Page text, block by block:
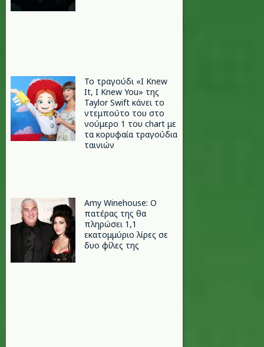
Το τραγούδι «I Knew
It, I Knew You» της
Taylor Swift κάνει το
ντεμπούτο του στο
νούμερο 1 του chart με
τα κορυφαία τραγούδια
ταινιών
Amy Winehouse: Ο
πατέρας της θα
πληρώσει 1,1
εκατομμύριο λίρες σε
δυο φίλες της